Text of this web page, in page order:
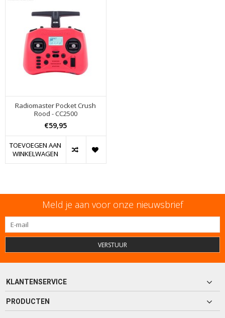
Radiomaster Pocket Crush
Rood - CC2500
€59,95
TOEVOEGEN AAN
WINKELWAGEN
Meld je aan voor onze nieuwsbrief
VERSTUUR
KLANTENSERVICE
PRODUCTEN